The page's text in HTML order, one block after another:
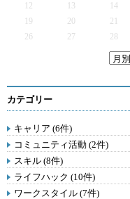
12
13 14
19
20 21
26
27 28
カテゴリー
キャリア (6件)
コミュニティ活動 (2件)
スキル (8件)
ライフハック (10件)
ワークスタイル (7件)